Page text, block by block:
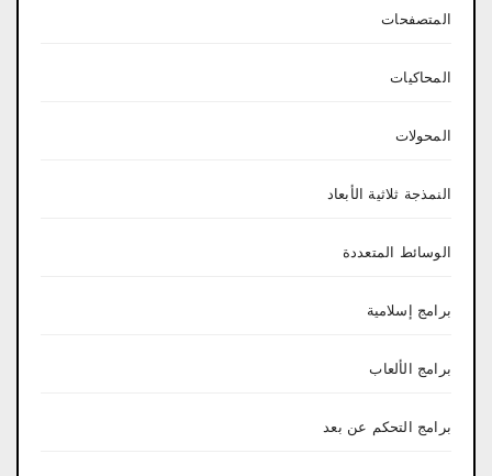
المتصفحات
المحاكيات
المحولات
النمذجة ثلاثية الأبعاد
الوسائط المتعددة
برامج إسلامية
برامج الألعاب
برامج التحكم عن بعد